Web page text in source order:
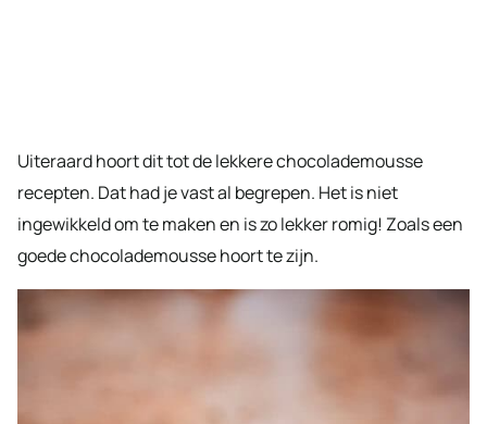
Uiteraard hoort dit tot de lekkere chocolademousse
recepten. Dat had je vast al begrepen. Het is niet
ingewikkeld om te maken en is zo lekker romig! Zoals een
goede chocolademousse hoort te zijn.